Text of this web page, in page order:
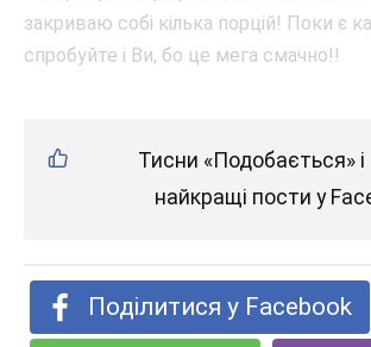
Тисни «Подобається»
найкращі пости у
Поділитися у Facebook